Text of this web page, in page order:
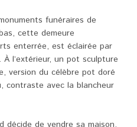
funéraires de
cette demeure
enterrée, est éclairée par
l’extérieur, un pot sculpture
version du célèbre pot doré
contraste avec la blancheur